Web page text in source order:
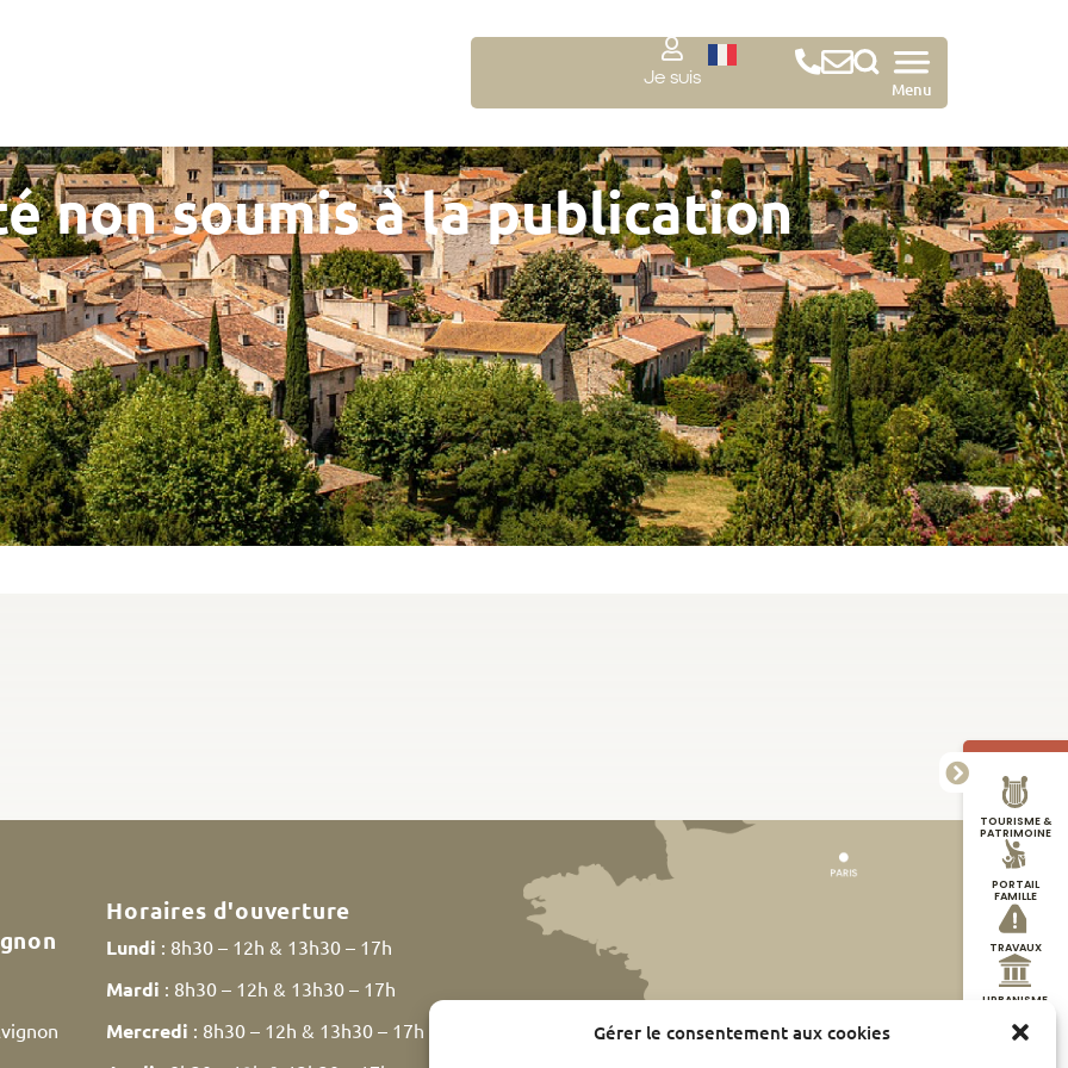
Gérer le consentement aux cookies
Menu
Je suis
non soumis à la publication
TOURISME &
PATRIMOINE
PORTAIL
FAMILLE
TRAVAUX
URBANISME
Horaires d'ouverture
Lundi : 8h30 – 12h & 13h30 – 17h
Mardi : 8h30 – 12h & 13h30 – 17h
Mercredi : 8h30 – 12h & 13h30 – 17h